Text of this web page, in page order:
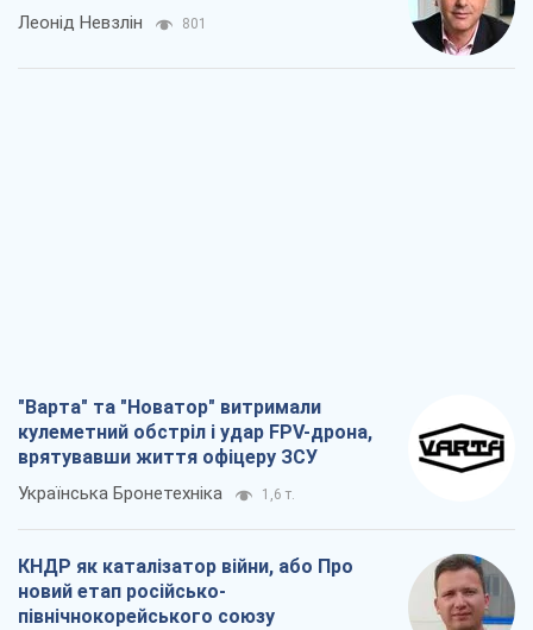
Леонід Невзлін 801
"Варта" та "Новатор" витримали
кулеметний обстріл і удар FPV-дрона,
врятувавши життя офіцеру ЗСУ
Українська Бронетехніка 1,6 т.
КНДР як каталізатор війни, або Про
новий етап російсько-
північнокорейського союзу